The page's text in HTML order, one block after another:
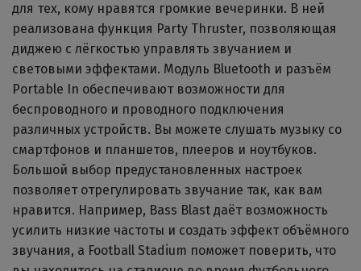
для тех, кому нравятся громкие вечеринки. В ней
реализована функция Party Thruster, позволяющая
диджею с лёгкостью управлять звучанием и
световыми эффектами. Модуль Bluetooth и разъём
Portable In обеспечивают возможности для
беспроводного и проводного подключения
различных устройств. Вы можете слушать музыку со
смартфонов и планшетов, плееров и ноутбуков.
Большой выбор предустановленных настроек
позволяет отрегулировать звучание так, как вам
нравится. Например, Bass Blast даёт возможность
усилить низкие частоты и создать эффект объёмного
звучания, а Football Stadium поможет поверить, что